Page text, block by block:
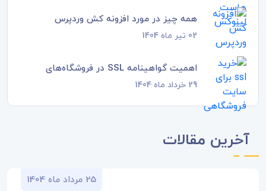
همه چیز در مورد افزونه کش وردپرس
02 تیر ماه 1404
اهمیت گواهینامه SSL در فروشگاه‌های
ووکامرس
29 خرداد ماه 1404
آخرین مقالات
25 مرداد ماه 1404